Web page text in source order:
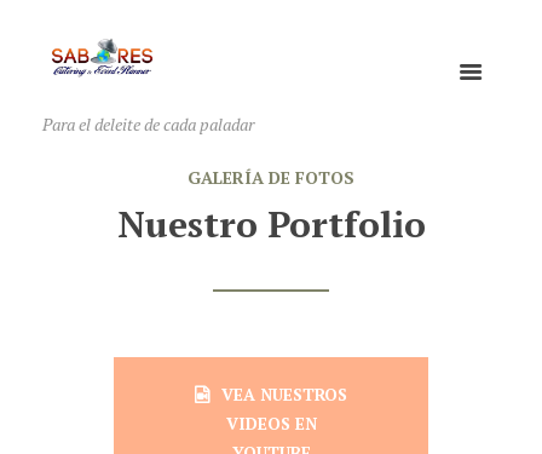
Para el deleite de cada paladar
GALERÍA DE FOTOS
Nuestro Portfolio
VEA NUESTROS
VIDEOS EN